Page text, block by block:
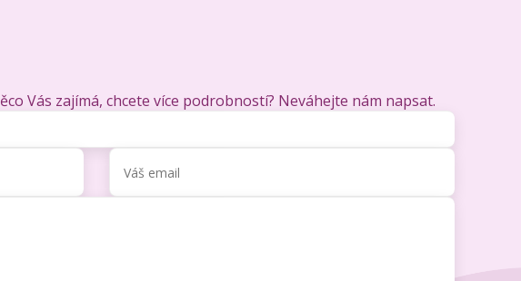
Vás zajímá, chcete více podrobností? Neváhejte nám napsat.